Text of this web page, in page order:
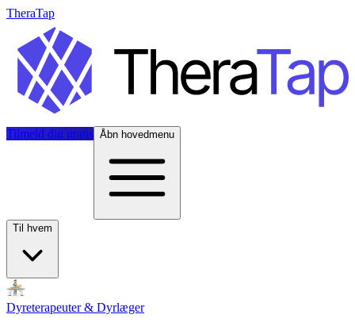
TheraTap
Tilmeld dig gratis Åbn hovedmenu
Til hvem
Dyreterapeuter & Dyrlæger